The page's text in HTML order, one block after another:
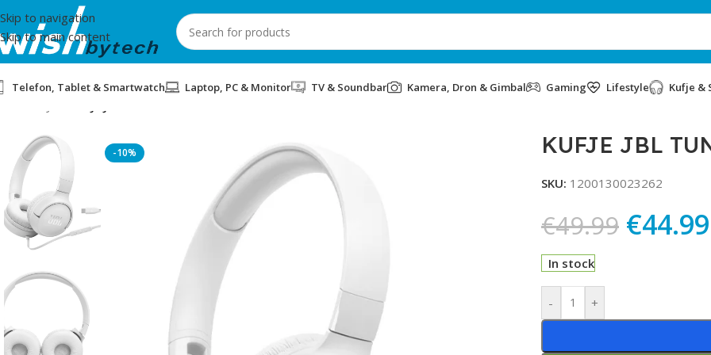
Skip to navigation
Skip to main content
Telefon, Tablet & Smartwatch Laptop, PC & Monitor TV & Soundbar Kamera, Dron & Gimbal Gaming Lifestyle Kufje &
-10% KUFJE JBL
SKU: 1200130023262
€49.99 €44.99
In stock
- +
Alternative: